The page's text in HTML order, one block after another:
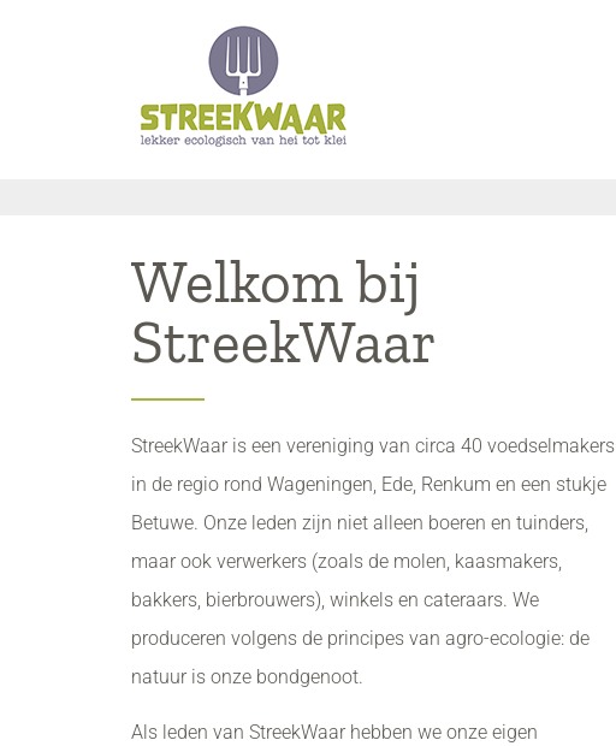
Welkom bij
StreekWaar
StreekWaar is een vereniging van circa 40 voedselmakers
in de regio rond Wageningen, Ede, Renkum en een stukje
Betuwe. Onze leden zijn niet alleen boeren en tuinders,
maar ook verwerkers (zoals de molen, kaasmakers,
bakkers, bierbrouwers), winkels en cateraars. We
produceren volgens de principes van agro-ecologie: de
natuur is onze bondgenoot.
Als leden van StreekWaar hebben we onze eigen